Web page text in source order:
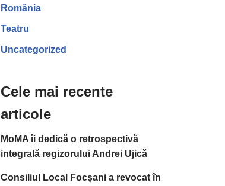
România
Teatru
Uncategorized
Cele mai recente
articole
MoMA îi dedică o retrospectivă
integrală regizorului Andrei Ujică
Consiliul Local Focșani a revocat în